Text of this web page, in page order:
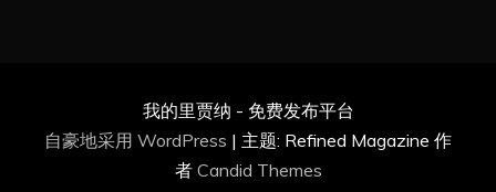
我的里贾纳 - 免费发布平台
自豪地采用 WordPress | 主题: Refined Magazine 作
者 Candid Themes